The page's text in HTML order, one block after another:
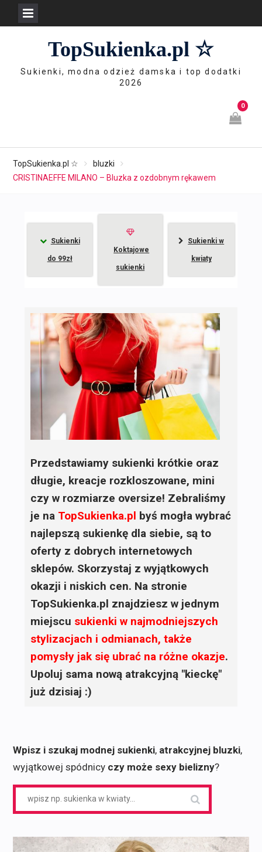
TopSukienka.pl ☆
Sukienki, modna odzież damska i top dodatki
2026
0
TopSukienka.pl ☆
bluzki
CRISTINAEFFE MILANO – Bluzka z ozdobnym rękawem
Sukienki
do 99zł
Koktajowe
sukienki
Sukienki w
kwiaty
Przedstawiamy sukienki krótkie oraz
długie, kreacje rozkloszowane, mini
czy w rozmiarze oversize! Zebraliśmy
je na TopSukienka.pl byś mogła wybrać
najlepszą sukienkę dla siebie, są to
oferty z dobrych internetowych
sklepów. Skorzystaj z wyjątkowych
okazji i niskich cen. Na stronie
TopSukienka.pl znajdziesz w jednym
miejscu sukienki w najmodniejszych
stylizacjach i odmianach, także
pomysły jak się ubrać na różne okazje.
Upoluj sama nową atrakcyjną "kieckę"
już dzisiaj :)
Wpisz i szukaj modnej sukienki, atrakcyjnej bluzki,
wyjątkowej spódnicy czy może sexy bielizny?